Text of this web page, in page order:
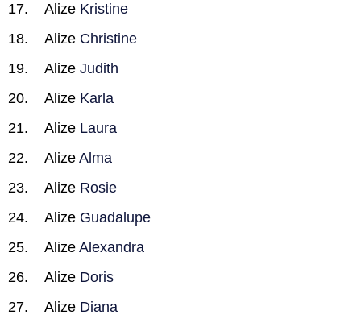
Alize Kristine
Alize Christine
Alize Judith
Alize Karla
Alize Laura
Alize Alma
Alize Rosie
Alize Guadalupe
Alize Alexandra
Alize Doris
Alize Diana